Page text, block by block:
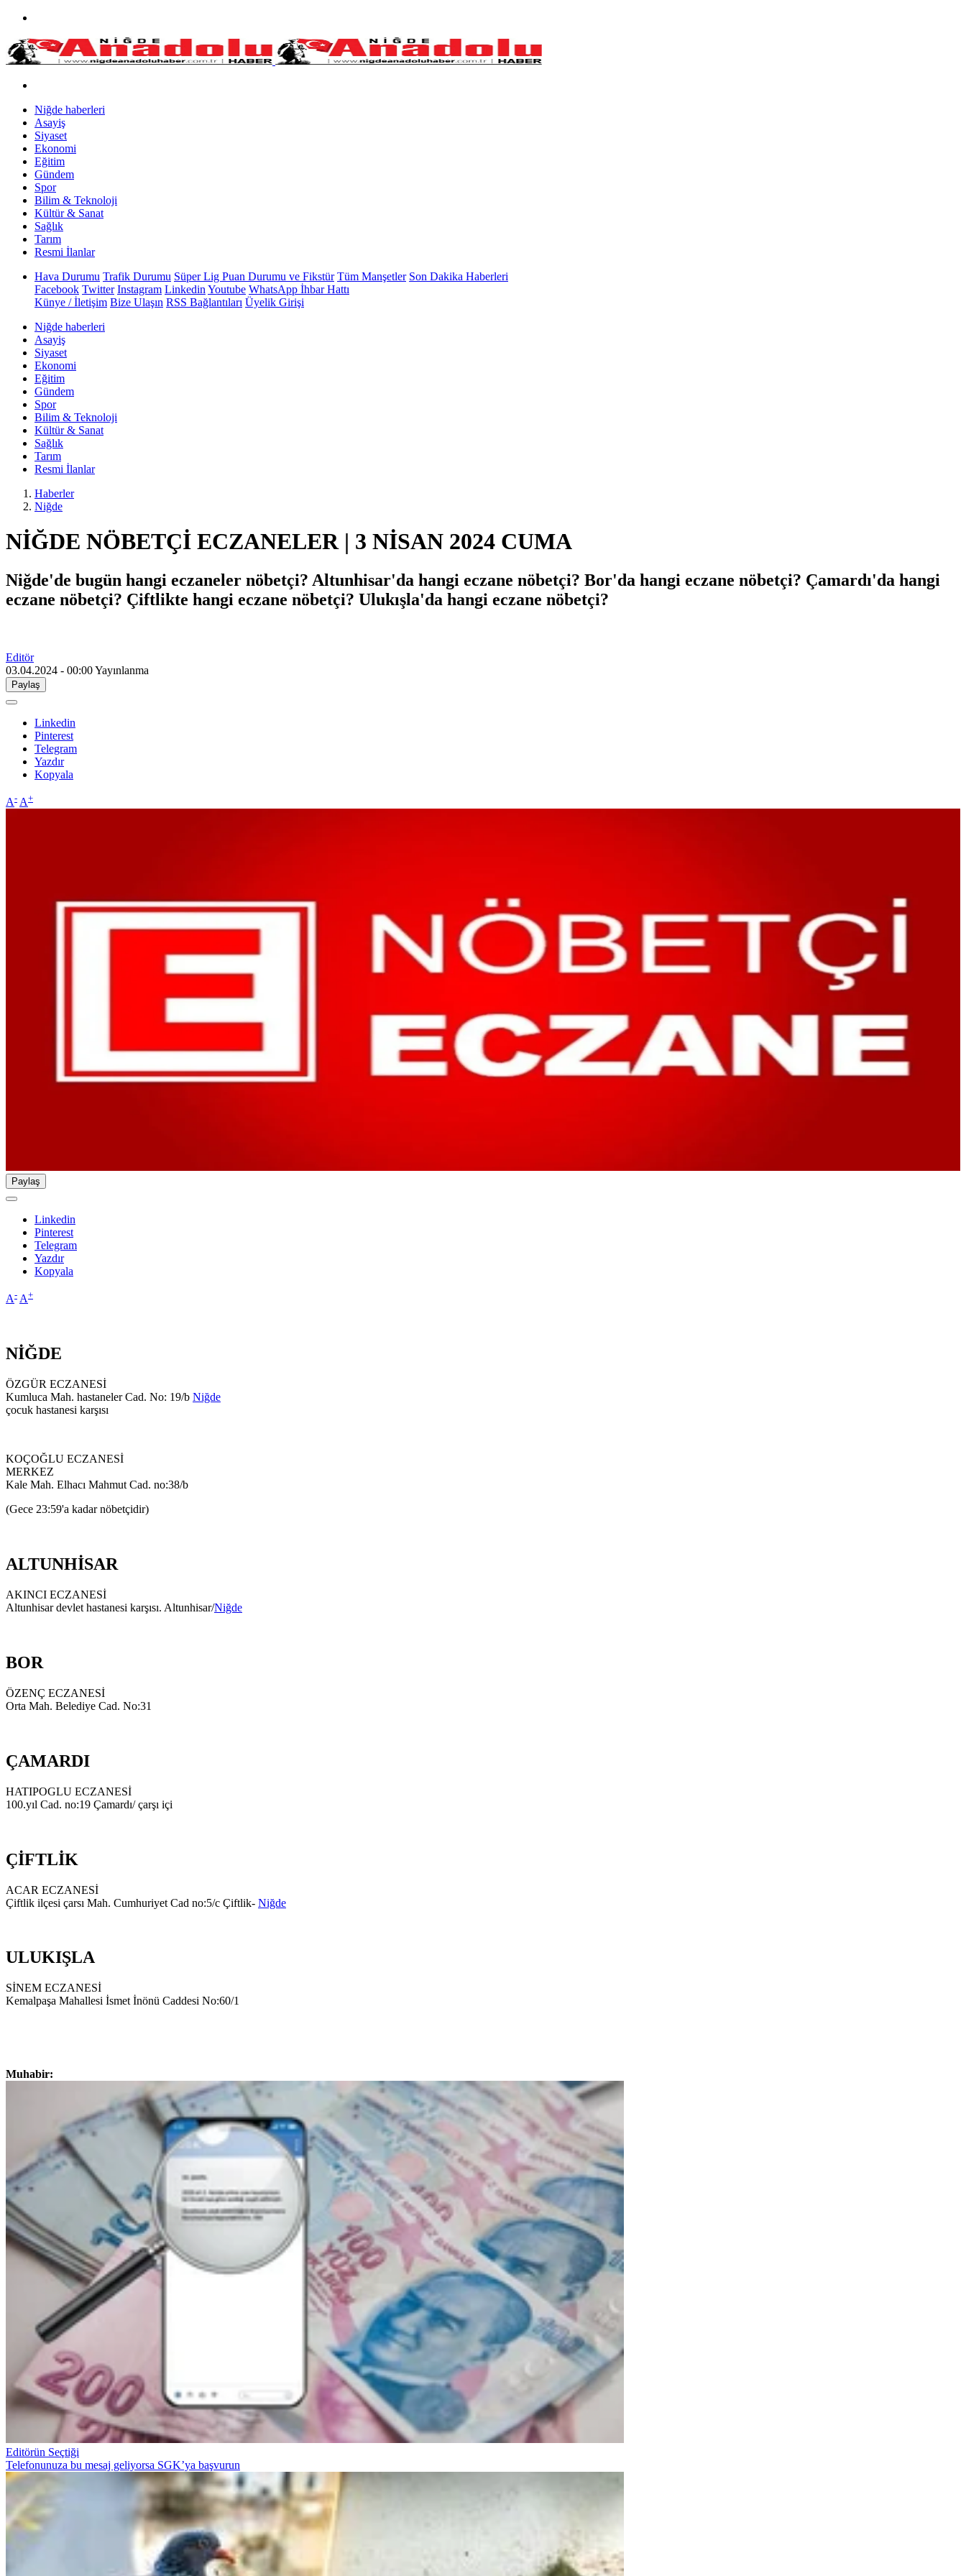
Niğde haberleri
Asayiş
Siyaset
Ekonomi
Eğitim
Gündem
Spor
Bilim & Teknoloji
Kültür & Sanat
Sağlık
Tarım
Resmi İlanlar
Hava Durumu Trafik Durumu Süper Lig Puan Durumu ve Fikstür Tüm Manşetler Son Dakika Haberleri
Facebook Twitter Instagram Linkedin Youtube WhatsApp İhbar Hattı
Künye / İletişim Bize Ulaşın RSS Bağlantıları Üyelik Girişi
Niğde haberleri
Asayiş
Siyaset
Ekonomi
Eğitim
Gündem
Spor
Bilim & Teknoloji
Kültür & Sanat
Sağlık
Tarım
Resmi İlanlar
Haberler
Niğde
NİĞDE NÖBETÇİ ECZANELER | 3 NİSAN 2024 CUMA
Niğde'de bugün hangi eczaneler nöbetçi? Altunhisar'da hangi eczane nöbetçi? Bor'da hangi eczane nöbetçi? Çamardı'da hangi
eczane nöbetçi? Çiftlikte hangi eczane nöbetçi? Ulukışla'da hangi eczane nöbetçi?
Editör
03.04.2024 - 00:00Yayınlanma
Paylaş
Linkedin
Pinterest
Telegram
Yazdır
Kopyala
A- A+
Paylaş
Linkedin
Pinterest
Telegram
Yazdır
Kopyala
A- A+
NİĞDE
ÖZGÜR ECZANESİ
Kumluca Mah. hastaneler Cad. No: 19/b Niğde
çocuk hastanesi karşısı
KOÇOĞLU ECZANESİ
MERKEZ
Kale Mah. Elhacı Mahmut Cad. no:38/b
(Gece 23:59'a kadar nöbetçidir)
ALTUNHİSAR
AKINCI ECZANESİ
Altunhisar devlet hastanesi karşısı. Altunhisar/Niğde
BOR
ÖZENÇ ECZANESİ
Orta Mah. Belediye Cad. No:31
ÇAMARDI
HATIPOGLU ECZANESİ
100.yıl Cad. no:19 Çamardı/ çarşı içi
ÇİFTLİK
ACAR ECZANESİ
Çiftlik ilçesi çarsı Mah. Cumhuriyet Cad no:5/c Çiftlik- Niğde
ULUKIŞLA
SİNEM ECZANESİ
Kemalpaşa Mahallesi İsmet İnönü Caddesi No:60/1
Muhabir:
Editörün Seçtiği
Telefonunuza bu mesaj geliyorsa SGK’ya başvurun